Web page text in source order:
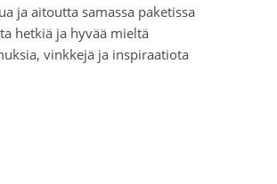
ja aitoutta samassa paketissa
hetkiä ja hyvää mieltä
vinkkejä ja inspiraatiota